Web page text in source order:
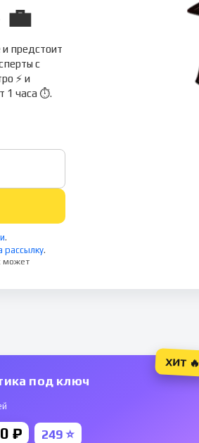
предстоит
с
⚡ и
1 часа ⏱.
.
рассылку.
может
под ключ
₽ 249 ⭐
ХИТ 🔥